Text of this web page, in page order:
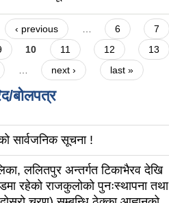
‹ previous … 6
7
10 11 12
13
… next › last »
बोलपत्र
सार्वजनिक सूचना !
ललितपुर अन्तर्गत टिकाभैरव देखि
रहेको राजकुलोको पुनःस्थापना तथा